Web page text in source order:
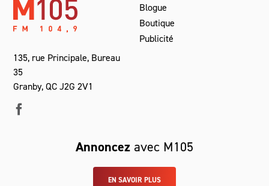
135, rue Principale, Bureau
35
Granby, QC J2G 2V1
Blogue
Boutique
Publicité
Annoncez avec M105
EN SAVOIR PLUS